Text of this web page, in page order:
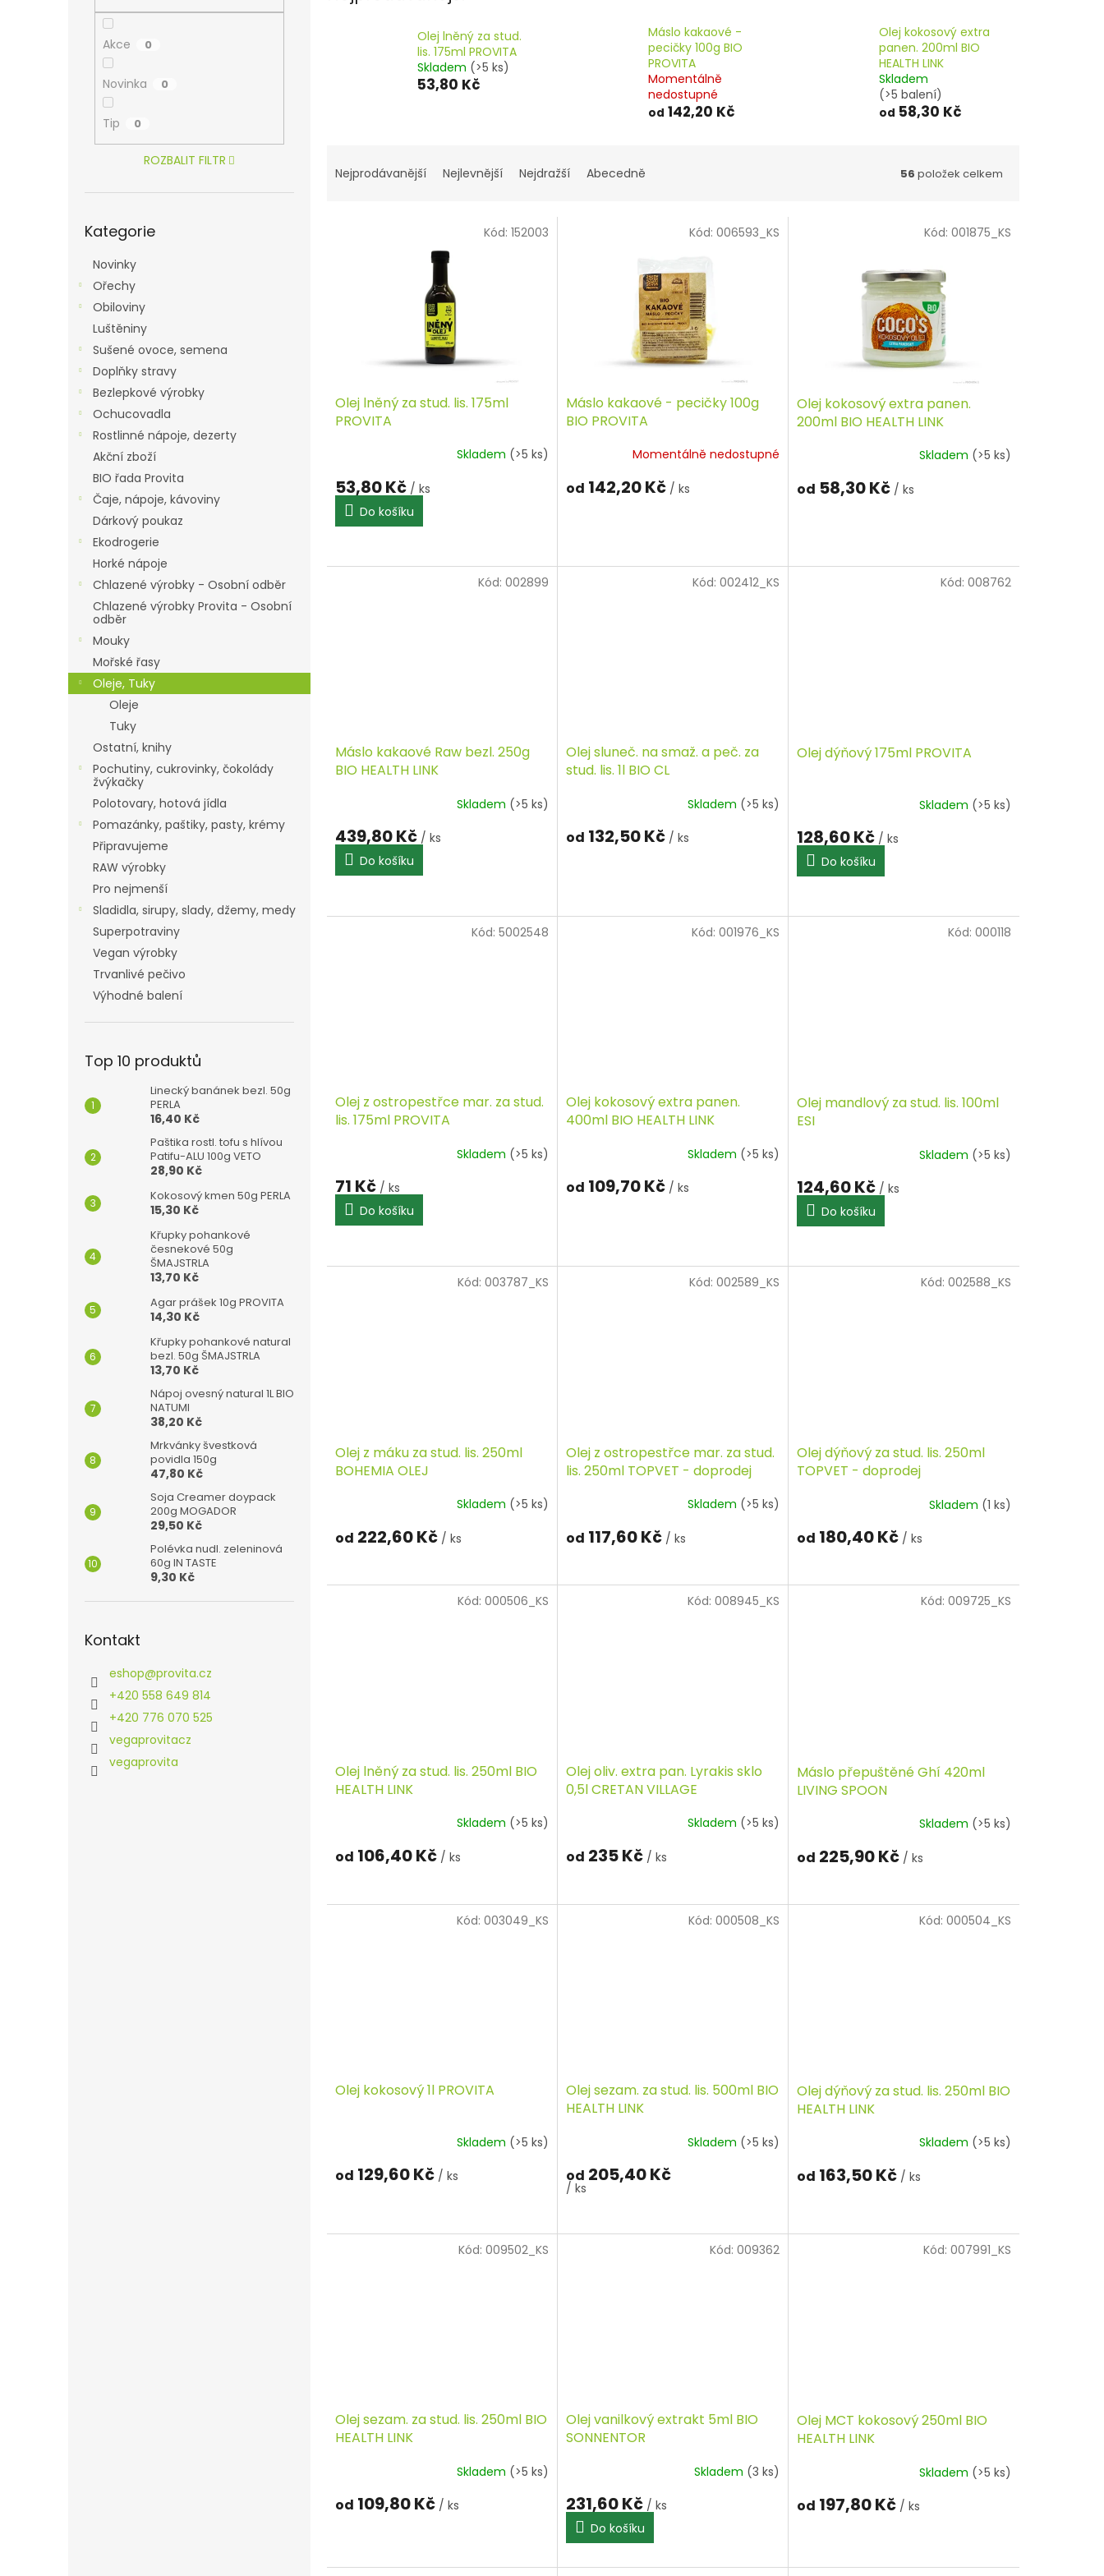
Akce 0
Novinka 0
Tip 0
ROZBALIT FILTR
kategorie
Kategorie
Novinky
Ořechy
Obiloviny
Luštěniny
Sušené ovoce, semena
Doplňky stravy
Bezlepkové výrobky
Ochucovadla
Rostlinné nápoje, dezerty
Akční zboží
BIO řada Provita
Čaje, nápoje, kávoviny
Dárkový poukaz
Ekodrogerie
Horké nápoje
Chlazené výrobky - Osobní odběr
Chlazené výrobky Provita - Osobní
odběr
Mouky
Mořské řasy
Oleje, Tuky
Oleje
Tuky
Ostatní, knihy
Pochutiny, cukrovinky, čokolády
žvýkačky
Polotovary, hotová jídla
Pomazánky, paštiky, pasty, krémy
Připravujeme
RAW výrobky
Pro nejmenší
Sladidla, sirupy, slady, džemy, medy
Superpotraviny
Vegan výrobky
Trvanlivé pečivo
Výhodné balení
Top 10 produktů
Linecký banánek bezl. 50g
PERLA
16,40 Kč
Paštika rostl. tofu s hlívou
Patifu-ALU 100g VETO
28,90 Kč
Kokosový kmen 50g PERLA
15,30 Kč
Křupky pohankové
česnekové 50g
ŠMAJSTRLA
13,70 Kč
Agar prášek 10g PROVITA
14,30 Kč
Křupky pohankové natural
bezl. 50g ŠMAJSTRLA
13,70 Kč
Nápoj ovesný natural 1L BIO
NATUMI
38,20 Kč
Mrkvánky švestková
povidla 150g
47,80 Kč
Soja Creamer doypack
200g MOGADOR
29,50 Kč
Polévka nudl. zeleninová
60g IN TASTE
9,30 Kč
Kontakt
eshop@provita.cz
+420 558 649 814
+420 776 070 525
vegaprovitacz
vegaprovita
Olej lněný za stud.
lis. 175ml PROVITA
Skladem (>5 ks)
53,80 Kč
Máslo kakaové -
pecičky 100g BIO
PROVITA
Momentálně
nedostupné
od 142,20 Kč
Olej kokosový extra
panen. 200ml BIO
HEALTH LINK
Skladem
(>5 balení)
od 58,30 Kč
aNejprodávanější Nejlevnější Nejdražší Abecedně 56 položek celkem
Olej lněný za stud. lis. 175ml
PROVITA
Skladem (>5 ks)
53,80 Kč / ks
Do košíku
Kód: 152003
Máslo kakaové - pecičky 100g
BIO PROVITA
Momentálně nedostupné
od 142,20 Kč / ks
Kód: 006593_KS
Olej kokosový extra panen.
200ml BIO HEALTH LINK
Skladem (>5 ks)
od 58,30 Kč / ks
Kód: 001875_KS
Máslo kakaové Raw bezl. 250g
BIO HEALTH LINK
Skladem (>5 ks)
439,80 Kč / ks
Do košíku
Kód: 002899
Olej sluneč. na smaž. a peč. za
stud. lis. 1l BIO CL
Skladem (>5 ks)
od 132,50 Kč / ks
Kód: 002412_KS
Olej dýňový 175ml PROVITA
Skladem (>5 ks)
128,60 Kč / ks
Do košíku
Kód: 008762
Olej z ostropestřce mar. za stud.
lis. 175ml PROVITA
Skladem (>5 ks)
71 Kč / ks
Do košíku
Kód: 5002548
Olej kokosový extra panen.
400ml BIO HEALTH LINK
Skladem (>5 ks)
od 109,70 Kč / ks
Kód: 001976_KS
Olej mandlový za stud. lis. 100ml
ESI
Skladem (>5 ks)
124,60 Kč / ks
Do košíku
Kód: 000118
Olej z máku za stud. lis. 250ml
BOHEMIA OLEJ
Skladem (>5 ks)
od 222,60 Kč / ks
Kód: 003787_KS
Olej z ostropestřce mar. za stud.
lis. 250ml TOPVET - doprodej
Skladem (>5 ks)
od 117,60 Kč / ks
Kód: 002589_KS
Olej dýňový za stud. lis. 250ml
TOPVET - doprodej
Skladem (1 ks)
od 180,40 Kč / ks
Kód: 002588_KS
Olej lněný za stud. lis. 250ml BIO
HEALTH LINK
Skladem (>5 ks)
od 106,40 Kč / ks
Kód: 000506_KS
Olej oliv. extra pan. Lyrakis sklo
0,5l CRETAN VILLAGE
Skladem (>5 ks)
od 235 Kč / ks
Kód: 008945_KS
Máslo přepuštěné Ghí 420ml
LIVING SPOON
Skladem (>5 ks)
od 225,90 Kč / ks
Kód: 009725_KS
Olej kokosový 1l PROVITA
Skladem (>5 ks)
od 129,60 Kč / ks
Kód: 003049_KS
Olej sezam. za stud. lis. 500ml BIO
HEALTH LINK
Skladem (>5 ks)
od 205,40 Kč
/ ks
Kód: 000508_KS
Olej dýňový za stud. lis. 250ml BIO
HEALTH LINK
Skladem (>5 ks)
od 163,50 Kč / ks
Kód: 000504_KS
Olej sezam. za stud. lis. 250ml BIO
HEALTH LINK
Skladem (>5 ks)
od 109,80 Kč / ks
Kód: 009502_KS
Olej vanilkový extrakt 5ml BIO
SONNENTOR
Skladem (3 ks)
231,60 Kč / ks
Do košíku
Kód: 009362
Olej MCT kokosový 250ml BIO
HEALTH LINK
Skladem (>5 ks)
od 197,80 Kč / ks
Kód: 007991_KS